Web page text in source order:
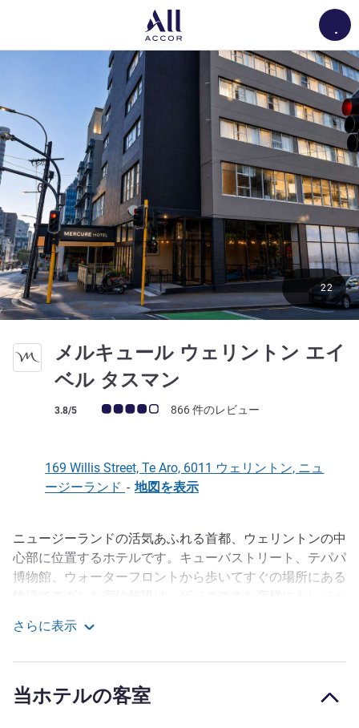
メルキュール ウェリントン エイ
ベル タスマン
お客さまの声 (確認済みレビュー アコーホテルズ)
3.8/5 866 件のレビュー
22
169 Willis Street, Te Aro, 6011 ウェリントン, ニュ
ージーランド - 地図を表示
説明
ニュージーランドの活気あふれる首都、ウェリントンの中
心部に位置するホテルです。キューバストリート、テパパ
博物館、ウォーターフロントから歩いてすぐの場所にある
ーのお客様にもおすすめです。公共交通機関へのアクセス
が良いため、街の文化や料理、自然の美しさを探検するの
メルキュール ウェリントン アベル タスマンは、キューバ
ストリートのエンターテインメント地区とウェリントンの
さらに表示
当ホテルの客室